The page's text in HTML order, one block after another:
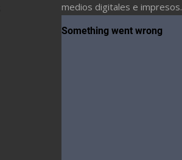
medios digitales e impresos.